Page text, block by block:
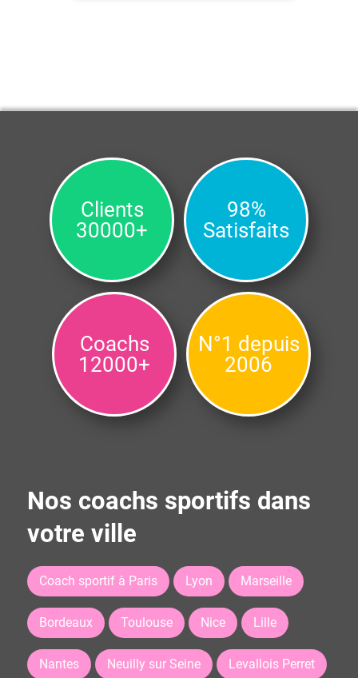
Clients
30000+
98%
Satisfaits
Coachs
12000+
N°1 depuis
2006
Nos coachs sportifs dans
votre ville
Coach sportif à Paris Lyon Marseille
Bordeaux Toulouse Nice Lille
Nantes Neuilly sur Seine Levallois Perret